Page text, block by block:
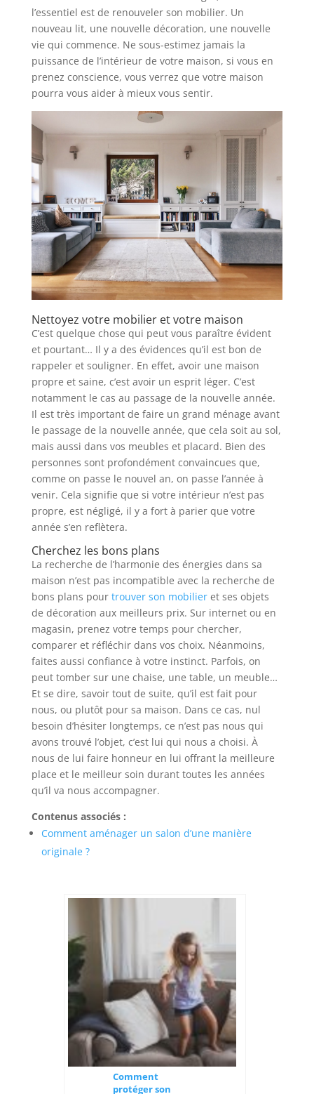
l’essentiel est de renouveler son mobilier. Un
nouveau lit, une nouvelle décoration, une nouvelle
vie qui commence. Ne sous-estimez jamais la
puissance de l’intérieur de votre maison, si vous en
prenez conscience, vous verrez que votre maison
pourra vous aider à mieux vous sentir.
Nettoyez votre mobilier et votre maison
C’est quelque chose qui peut vous paraître évident
et pourtant… Il y a des évidences qu’il est bon de
rappeler et souligner. En effet, avoir une maison
propre et saine, c’est avoir un esprit léger. C’est
notamment le cas au passage de la nouvelle année.
Il est très important de faire un grand ménage avant
le passage de la nouvelle année, que cela soit au sol,
mais aussi dans vos meubles et placard. Bien des
personnes sont profondément convaincues que,
comme on passe le nouvel an, on passe l’année à
venir. Cela signifie que si votre intérieur n’est pas
propre, est négligé, il y a fort à parier que votre
année s’en reflètera.
Cherchez les bons plans
La recherche de l’harmonie des énergies dans sa
maison n’est pas incompatible avec la recherche de
bons plans pour trouver son mobilieret ses objets
de décoration aux meilleurs prix. Sur internet ou en
magasin, prenez votre temps pour chercher,
comparer et réfléchir dans vos choix. Néanmoins,
faites aussi confiance à votre instinct. Parfois, on
peut tomber sur une chaise, une table, un meuble…
Et se dire, savoir tout de suite, qu’il est fait pour
nous, ou plutôt pour sa maison. Dans ce cas, nul
besoin d’hésiter longtemps, ce n’est pas nous qui
avons trouvé l’objet, c’est lui qui nous a choisi. À
nous de lui faire honneur en lui offrant la meilleure
place et le meilleur soin durant toutes les années
qu’il va nous accompagner.
Contenus associés :
Comment aménager un salon d’une manière
originale ?
Comment
protéger son